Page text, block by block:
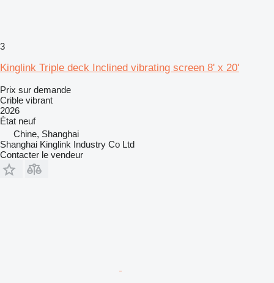
3
Kinglink Triple deck Inclined vibrating screen 8' x 20'
Prix sur demande
Crible vibrant
2026
État neuf
Chine, Shanghai
Shanghai Kinglink Industry Co Ltd
Contacter le vendeur